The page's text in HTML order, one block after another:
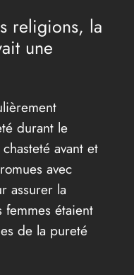
religions, la
une
durant le
avant et
avec
assurer la
étaient
de la pureté